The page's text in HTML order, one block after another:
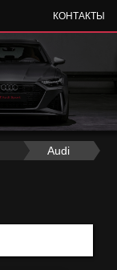
КОНТАКТЫ
› Audi
›